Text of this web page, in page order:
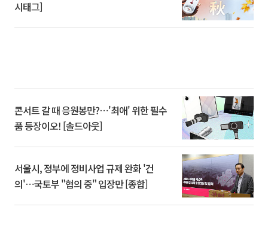
시태그]
콘서트 갈 때 응원봉만?⋯'최애' 위한 필수
품 등장이오! [솔드아웃]
서울시, 정부에 정비사업 규제 완화 '건
의'⋯국토부 "협의 중" 입장만 [종합]